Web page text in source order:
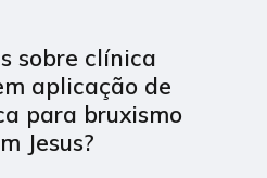
sobre clínica
aplicação de
para bruxismo
Jesus?